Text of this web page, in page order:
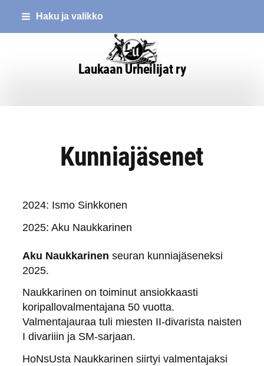
Siirry
Haku ja valikko
Laukaan Urheilijat ry
Kunniajäsenet
2024: Ismo Sinkkonen
2025: Aku Naukkarinen
Aku Naukkarinen seuran kunniajäseneksi
2025.
Naukkarinen on toiminut ansiokkaasti
koripallovalmentajana 50 vuotta.
Valmentajauraa tuli miesten II-divarista naisten
I divariiin ja SM-sarjaan.
HoNsUsta Naukkarinen siirtyi valmentajaksi